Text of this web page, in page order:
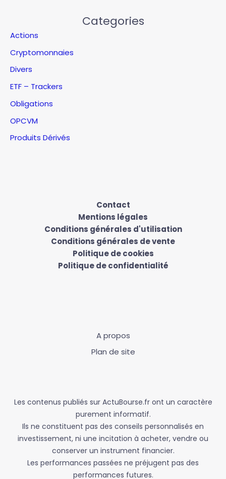
Categories
Actions
Cryptomonnaies
Divers
ETF – Trackers
Obligations
OPCVM
Produits Dérivés
Contact
Mentions légales
Conditions générales d'utilisation
Conditions générales de vente
Politique de cookies
Politique de confidentialité
A propos
Plan de site
Les contenus publiés sur ActuBourse.fr ont un caractère
purement informatif.
Ils ne constituent pas des conseils personnalisés en
investissement, ni une incitation à acheter, vendre ou
conserver un instrument financier.
Les performances passées ne préjugent pas des
performances futures.